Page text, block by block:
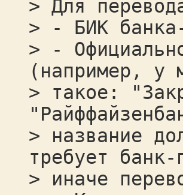
> Для
> - БИК
> -
(например, у
> такое:
> название
требует банк-
> иначе